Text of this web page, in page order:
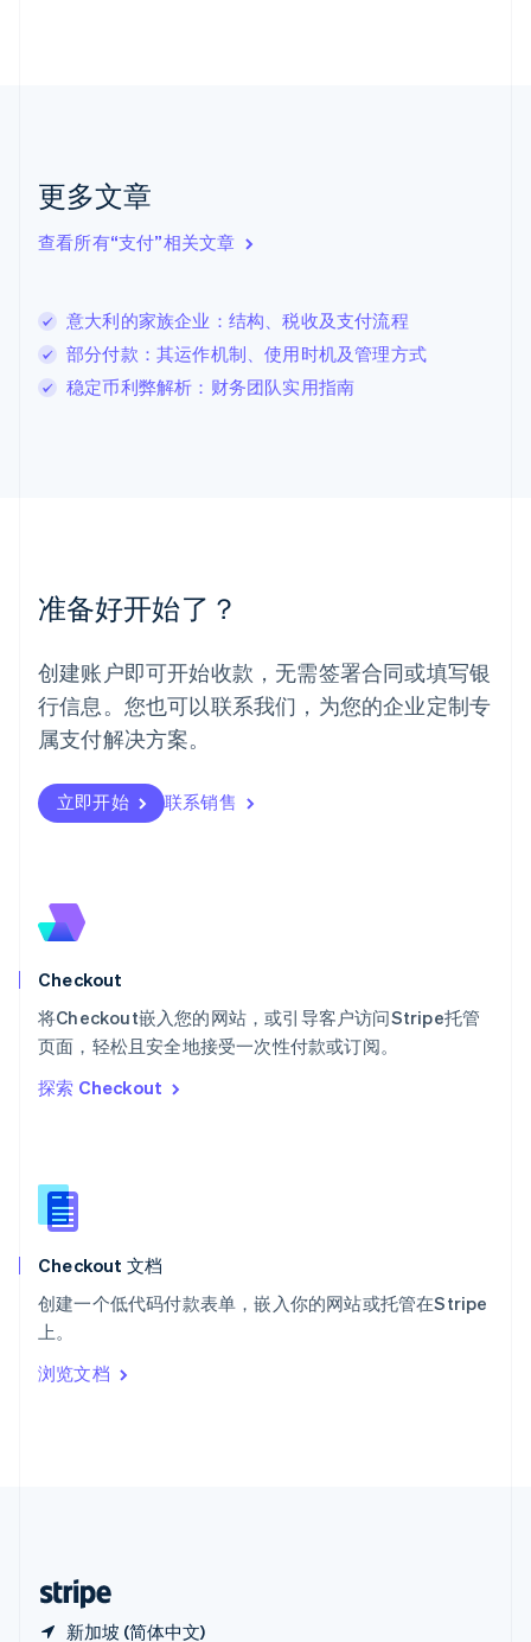
更多文章
查看所有“支付”相关文章
意大利的家族企业：结构、税收及支付流程
部分付款：其运作机制、使用时机及管理方式
稳定币利弊解析：财务团队实用指南
准备好开始了？
创建账户即可开始收款，无需签署合同或填写银
行信息。您也可以联系我们，为您的企业定制专
属支付解决方案。
立即开始 联系销售
Checkout
将Checkout嵌入您的网站，或引导客户访问Stripe托管
页面，轻松且安全地接受一次性付款或订阅。
探索 Checkout
Checkout 文档
创建一个低代码付款表单，嵌入你的网站或托管在Stripe
上。
浏览文档
新加坡 (简体中文)
English Italiano
拉脱维亚
立陶宛
DeutschEnglish
卢森堡
FrançaisDeutschEnglish
罗马尼亚
墨西哥
EspañolEnglish
English
葡萄牙
PortuguêsEnglish
日本
瑞典
Svenska English
瑞士
English
斯洛伐克
English
斯洛文尼亚
泰国
ไทยEnglish
English
English
新西兰
匈牙利
意大利
印度
English